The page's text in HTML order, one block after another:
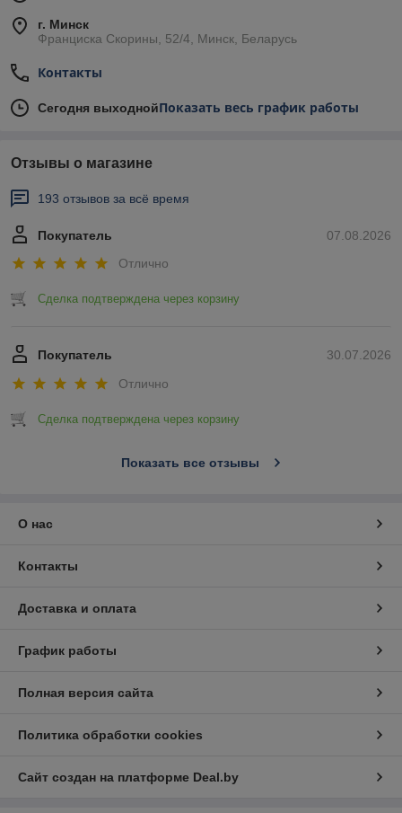
г. Минск
Франциска Скорины, 52/4, Минск, Беларусь
Контакты
Сегодня выходнойПоказать весь график работы
Отзывы о магазине
193 отзывов за всё время
07.08.2026
Покупатель
Отлично
Сделка подтверждена через корзину
30.07.2026
Покупатель
Отлично
Сделка подтверждена через корзину
Показать все отзывы
О нас
Контакты
Доставка и оплата
График работы
Полная версия сайта
Политика обработки cookies
Сайт создан на платформе Deal.by